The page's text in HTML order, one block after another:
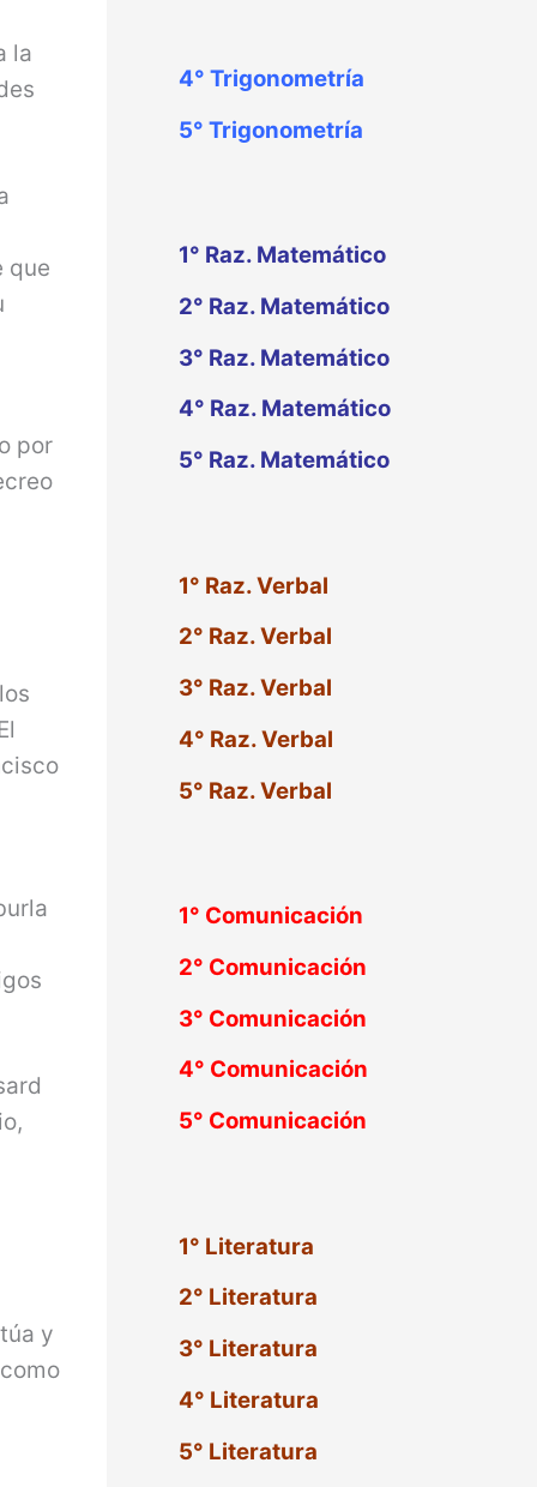
la
que
por
y
4° Trigonometría
5° Trigonometría
1° Raz. Matemático
2° Raz. Matemático
3° Raz. Matemático
4° Raz. Matemático
5° Raz. Matemático
1° Raz. Verbal
2° Raz. Verbal
3° Raz. Verbal
4° Raz. Verbal
5° Raz. Verbal
1° Comunicación
2° Comunicación
3° Comunicación
4° Comunicación
5° Comunicación
1° Literatura
2° Literatura
3° Literatura
4° Literatura
5° Literatura